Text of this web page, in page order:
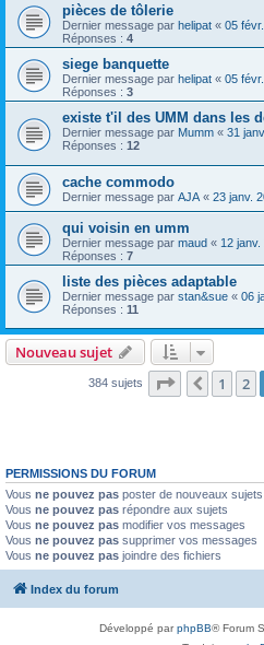
pièces de tôlerie
Dernier message par helipat « 05
Réponses : 4
siege banquette
Dernier message par helipat « 05
Réponses : 3
existe t'il des UMM dans les
Dernier message par Mumm « 31
Réponses : 12
cache commodo
Dernier message par AJA « 23 janv.
qui voisin en umm
Dernier message par maud « 12
Réponses : 7
liste des pièces adaptable
Dernier message par stan&sue « 06
Réponses : 11
Nouveau sujet
384 sujets Page sur16
1 2
PERMISSIONS DU FORUM
Vous ne pouvez pas poster de nouveaux sujets
Vous ne pouvez pas répondre aux sujets
Vous ne pouvez pas modifier vos messages
Vous ne pouvez pas supprimer vos messages
Vous ne pouvez pas joindre des fichiers
Index du forum
Développé parphpBB® Forum